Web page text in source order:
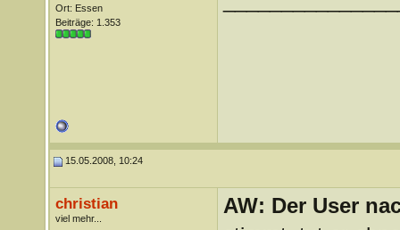
Ort: Essen
Beiträge: 1.353
15.05.2008, 10:24
christian
viel mehr...
AW: Der User